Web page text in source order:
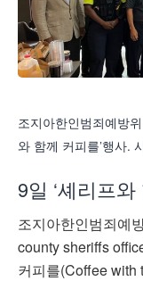
조지아한인범죄예방
와 함께 커피를’행사.
9일 ‘셰리프
조지아한인범죄예
county sheriffs
커피를(Coffee with